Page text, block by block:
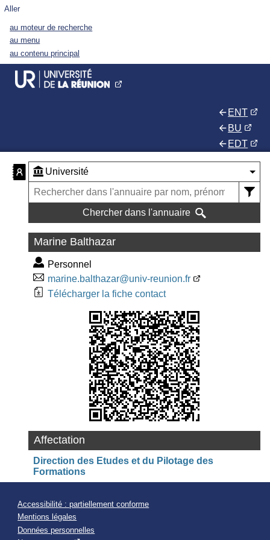
Aller
au moteur de recherche
au menu
au contenu principal
ENT
BU
EDT
Chercher dans l'annuaire
Marine Balthazar
Personnel
marine.balthazar@univ-reunion.fr
Télécharger la fiche contact
Affectation
Direction des Etudes et du Pilotage des
Formations
Accessibilité : partiellement conforme
Mentions légales
Données personnelles